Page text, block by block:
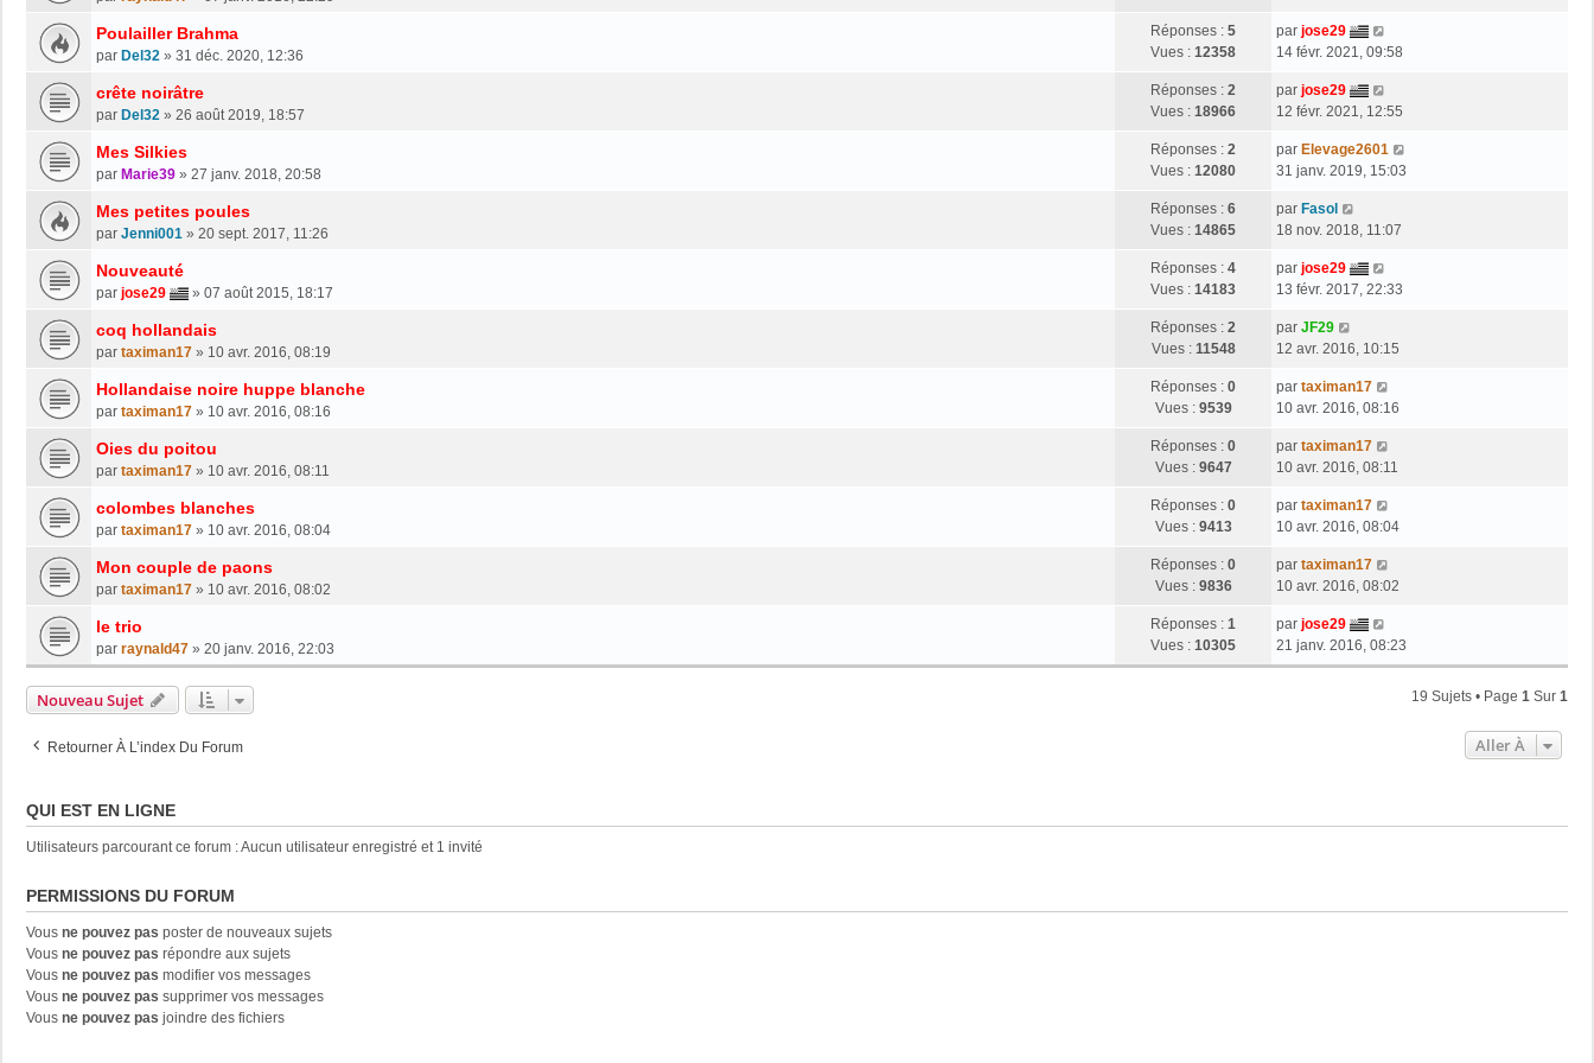
Poulailler Brahma
par Del32 » 31 déc. 2020, 12:36
Réponses : 5
Vues : 12358
par jose29
14 févr. 2021, 09:58
crête noirâtre
par Del32 » 26 août 2019, 18:57
Réponses : 2
Vues : 18966
par jose29
12 févr. 2021, 12:55
Mes Silkies
par Marie39 » 27 janv. 2018, 20:58
Réponses : 2
Vues : 12080
par Elevage2601
31 janv. 2019, 15:03
Mes petites poules
par Jenni001 » 20 sept. 2017, 11:26
Réponses : 6
Vues : 14865
par Fasol
18 nov. 2018, 11:07
Nouveauté
par jose29 » 07 août 2015, 18:17
Réponses : 4
Vues : 14183
par jose29
13 févr. 2017, 22:33
coq hollandais
par taximan17 » 10 avr. 2016, 08:19
Réponses : 2
Vues : 11548
par JF29
12 avr. 2016, 10:15
Hollandaise noire huppe blanche
par taximan17 » 10 avr. 2016, 08:16
Réponses : 0
Vues : 9539
par taximan17
10 avr. 2016, 08:16
Oies du poitou
par taximan17 » 10 avr. 2016, 08:11
Réponses : 0
Vues : 9647
par taximan17
10 avr. 2016, 08:11
colombes blanches
par taximan17 » 10 avr. 2016, 08:04
Réponses : 0
Vues : 9413
par taximan17
10 avr. 2016, 08:04
Mon couple de paons
par taximan17 » 10 avr. 2016, 08:02
Réponses : 0
Vues : 9836
par taximan17
10 avr. 2016, 08:02
le trio
par raynald47 » 20 janv. 2016, 22:03
Réponses : 1
Vues : 10305
par jose29
21 janv. 2016, 08:23
Nouveau Sujet 19 Sujets • Page 1 Sur 1
Retourner À L’index Du Forum Aller À
QUI EST EN LIGNE
Utilisateurs parcourant ce forum : Aucun utilisateur enregistré et 1 invité
PERMISSIONS DU FORUM
Vous ne pouvez pas poster de nouveaux sujets
Vous ne pouvez pas répondre aux sujets
Vous ne pouvez pas modifier vos messages
Vous ne pouvez pas supprimer vos messages
Vous ne pouvez pas joindre des fichiers